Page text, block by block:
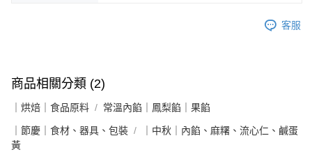
客服
商品相關分類 (2)
｜烘焙｜食品原料 常溫內餡｜鳳梨餡｜果餡
｜節慶｜食材、器具、包裝
｜中秋｜內餡、麻糬、流心仁、鹹蛋
黃